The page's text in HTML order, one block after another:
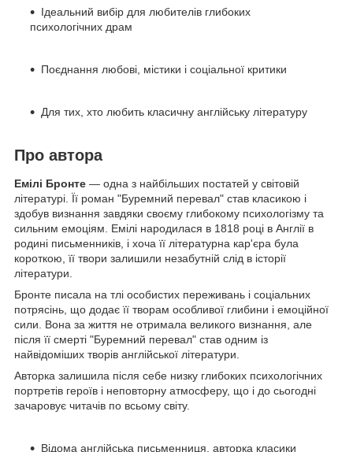
Ідеальний вибір для любителів глибоких
психологічних драм
Поєднання любові, містики і соціальної критики
Для тих, хто любить класичну англійську літературу
Про автора
Емілі Бронте — одна з найбільших постатей у світовій
літературі. Її роман "Буремний перевал" став класикою і
здобув визнання завдяки своєму глибокому психологізму та
сильним емоціям. Емілі народилася в 1818 році в Англії в
родині письменників, і хоча її літературна кар'єра була
короткою, її твори залишили незабутній слід в історії
літератури.
Бронте писала на тлі особистих переживань і соціальних
потрясінь, що додає її творам особливої глибини і емоційної
сили. Вона за життя не отримала великого визнання, але
після її смерті "Буремний перевал" став одним із
найвідоміших творів англійської літератури.
Авторка залишила після себе низку глибоких психологічних
портретів героїв і неповторну атмосферу, що і до сьогодні
зачаровує читачів по всьому світу.
Відома англійська письменниця, авторка класики